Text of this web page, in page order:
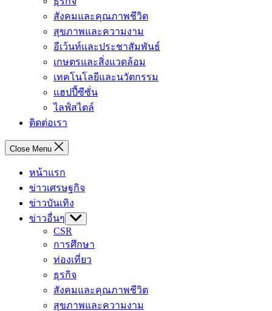
สังคมและคุณภาพชีวิต
สุขภาพและความงาม
อีเว้นท์และประชาสัมพันธ์
เกษตรและสิ่งแวดล้อม
เทคโนโลยีและนวัตกรรม
แฮปปี้ซีซั่น
ไลฟ์สไตล์
ติดต่อเรา
Close Menu
หน้าแรก
ข่าวเศรษฐกิจ
ข่าวบันเทิง
ข่าวอื่นๆ Show
sub
menu
CSR
การศึกษา
ท่องเที่ยว
ธุรกิจ
สังคมและคุณภาพชีวิต
สุขภาพและความงาม